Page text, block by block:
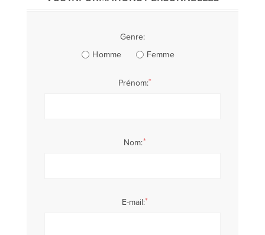
Genre:
Homme
Femme
Prénom:*
Nom:*
E-mail:*